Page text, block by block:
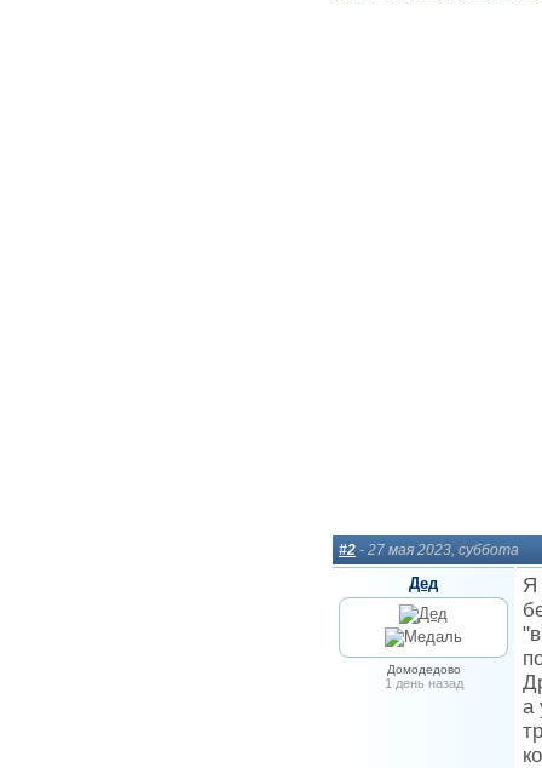
#2 - 27 мая 2023, суббота
Дед
Домодедово
1 день назад
Я
а